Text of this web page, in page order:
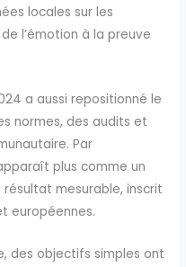
locales sur les
l’émotion à la preuve
a aussi repositionné le
normes, des audits et
Par
plus comme un
mesurable, inscrit
européennes.
des objectifs simples ont